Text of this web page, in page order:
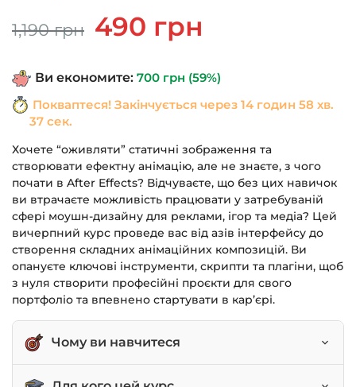
1,190грн
Оригінальна
ціна:
490 грн
Ви економите: 700 грн (59%)
Покваптеся! Закінчується через 14 годин 58 хв.
36 сек.
Хочете “оживляти” статичні зображення та
створювати ефектну анімацію, але не знаєте, з чого
почати в After Effects? Відчуваєте, що без цих навичок
ви втрачаєте можливість працювати у затребуваній
сфері моушн-дизайну для реклами, ігор та медіа? Цей
вичерпний курс проведе вас від азів інтерфейсу до
створення складних анімаційних композицій. Ви
опануєте ключові інструменти, скрипти та плагіни, щоб
з нуля створити професійні проєкти для свого
портфоліо та впевнено стартувати в кар’єрі.
Чому ви навчитеся
Впевнено працювати в Adobe After Effects,